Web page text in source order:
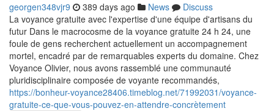
georgen348vjr9 389 days ago News
Discuss
La voyance gratuite avec l'expertise d'une équipe d'artisans du
futur Dans le macrocosme de la voyance gratuite 24 h 24, une
foule de gens recherchent actuellement un accompagnement
mortel, encadré par de remarquables experts du domaine. Chez
Voyance Olivier, nous avons rassemblé une communauté
pluridisciplinaire composée de voyante recommandés,
https://bonheur-voyance28406.timeblog.net/71992031/voyance-
gratuite-ce-que-vous-pouvez-en-attendre-concrètement